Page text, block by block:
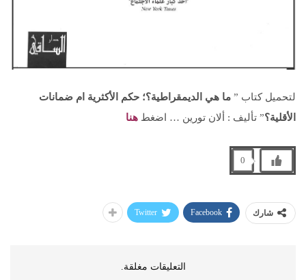
لتحميل كتاب ” ما هي الديمقراطية؟؛ حكم الأكثرية ام ضمانات
الأقلية؟” تأليف : ألان تورين … اضغط هنا
0
شارك Facebook
Twitter
التعليقات مغلقة.